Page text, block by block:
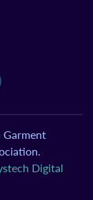
Garment
Digital